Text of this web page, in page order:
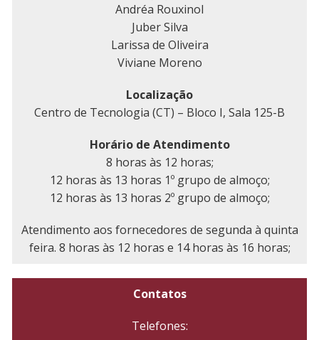
Andréa Rouxinol
Juber Silva
Larissa de Oliveira
Viviane Moreno
Localização
Centro de Tecnologia (CT) – Bloco I, Sala 125-B
Horário de Atendimento
8 horas às 12 horas;
12 horas às 13 horas 1º grupo de almoço;
12 horas às 13 horas 2º grupo de almoço;
Atendimento aos fornecedores de segunda à quinta
feira. 8 horas às 12 horas e 14 horas às 16 horas;
Contatos
Telefones: